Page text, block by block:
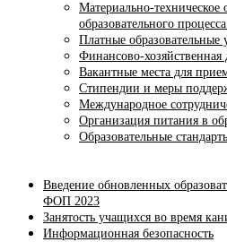
Материально-техническое
образовательного
Платные образовательные
Финансово-хозяйственная
Вакантные места для
Стипендии и меры
Международное
Организация питания в
Образовательные
Введение обновленных
ФОП 2023
Занятость учащихся во время
Информационная безопасность